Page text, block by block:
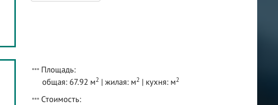
Площадь:
общая: 67.92 м2 | жилая: м2 | кухня: м2
Стоимость: